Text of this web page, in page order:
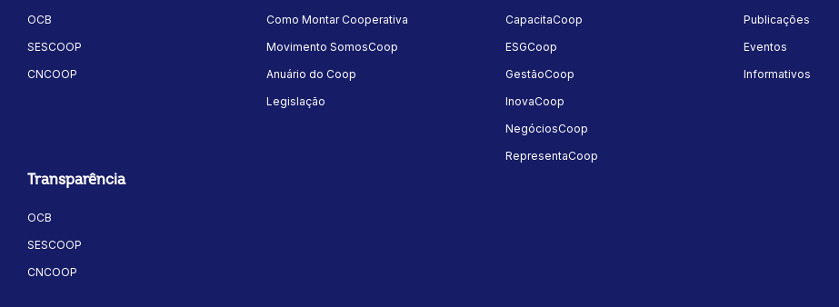
OCB
SESCOOP
CNCOOP
Como Montar Cooperativa
Movimento SomosCoop
Anuário do Coop
Legislação
CapacitaCoop
ESGCoop
GestãoCoop
InovaCoop
NegóciosCoop
RepresentaCoop
Publicações
Eventos
Informativos
Transparência
OCB
SESCOOP
CNCOOP